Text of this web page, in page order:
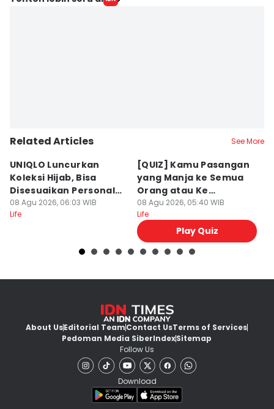
Related Articles See More
UNIQLO Luncurkan
Koleksi Hijab, Bisa
Disesuaikan Personal
Style!
08 Agu 2026, 06:03 WIB
Life
[QUIZ] Kamu Pasangan
yang Manja ke Semua
Orang atau Ke
Pasangan Aja?
08 Agu 2026, 05:40 WIB
Life
Play Quiz
About UsEditorial TeamContact UsTerms of Services
Pedoman Media SiberIndexSitemap
Follow Us
Download